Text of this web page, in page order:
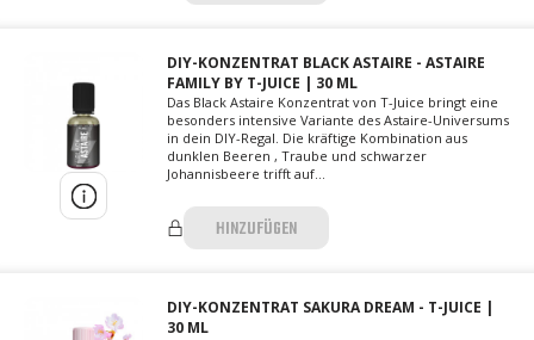
DIY-KONZENTRAT BLACK ASTAIRE - ASTAIRE
FAMILY BY T-JUICE | 30 ML
Das Black Astaire Konzentrat von T-Juice bringt eine
besonders intensive Variante des Astaire-Universums
in dein DIY-Regal. Die kräftige Kombination aus
dunklen Beeren , Traube und schwarzer
Johannisbeere trifft auf...
HINZUFÜGEN
DIY-KONZENTRAT SAKURA DREAM - T-JUICE |
30 ML